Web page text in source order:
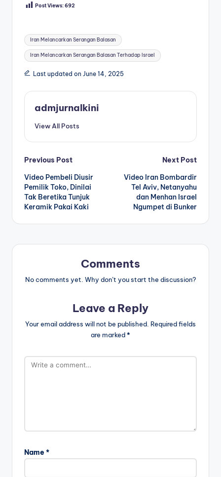
Post Views:692
Tags:
Iran Melancarkan Serangan Balasan
Iran Melancarkan Serangan Balasan Terhadap Israel
Last updated on June 14, 2025
admjurnalkini
View All Posts
Post
navigation
Previous Post
Video Pembeli Diusir
Pemilik Toko, Dinilai
Tak Beretika Tunjuk
Keramik Pakai Kaki
Next Post
Video Iran Bombardir
Tel Aviv, Netanyahu
dan Menhan Israel
Ngumpet di Bunker
Comments
No comments yet. Why don’t you start the discussion?
Leave a Reply
Your email address will not be published. Required fields
are marked*
Name *